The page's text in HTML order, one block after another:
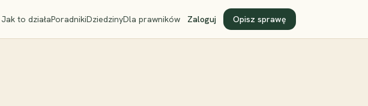
Jak to działaPoradnikiDziedzinyDla prawników Zaloguj Opisz sprawę